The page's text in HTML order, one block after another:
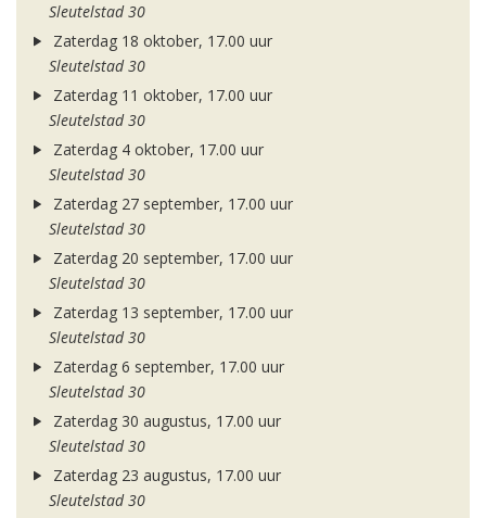
Sleutelstad 30
Zaterdag 18 oktober, 17.00 uur
Sleutelstad 30
Zaterdag 11 oktober, 17.00 uur
Sleutelstad 30
Zaterdag 4 oktober, 17.00 uur
Sleutelstad 30
Zaterdag 27 september, 17.00 uur
Sleutelstad 30
Zaterdag 20 september, 17.00 uur
Sleutelstad 30
Zaterdag 13 september, 17.00 uur
Sleutelstad 30
Zaterdag 6 september, 17.00 uur
Sleutelstad 30
Zaterdag 30 augustus, 17.00 uur
Sleutelstad 30
Zaterdag 23 augustus, 17.00 uur
Sleutelstad 30